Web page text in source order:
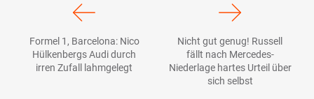
Formel 1, Barcelona: Nico
Hülkenbergs Audi durch
irren Zufall lahmgelegt
Nicht gut genug! Russell
fällt nach Mercedes-
Niederlage hartes Urteil über
sich selbst